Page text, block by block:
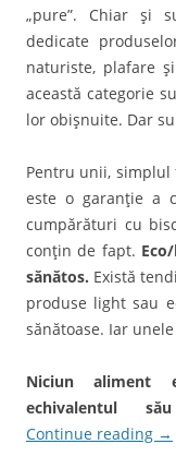
„pure”. Chiar şi
dedicate
naturiste, plafare
această categorie
lor obişnuite. Dar
Pentru unii,
este o garanţie a
cumpărături cu
conţin de fapt.
sănătos. Există
produse light sau
sănătoase. Iar
Niciun aliment
echivalentul
Continue reading →